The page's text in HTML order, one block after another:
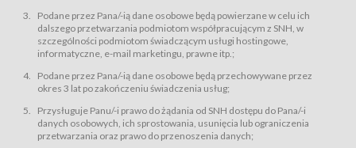
świadczy Usługi drogą elektroniczną w rozumieniu ustawy z dnia 18 lipca
2002 r. o świadczeniu usług drogą elektroniczną (Dz.U. z 2002 r., Nr 144, poz.
1204, z późń. zm.). Usługi świadczone są nieodpłatnie.
usługę przeglądania i odczytywania przez Usługobiorców materiałów
zamieszczanych w Serwisie,
usługę utrzymywania konta użytkownika w Serwisie,
usługę newsletter,
usługę zawierania na odległość umów nabycia Karnetów i Biletów,
usługę zawierania na odległość umów sprzedaży w Sklepie.
Podane przez Pana/-ią dane osobowe będą powierzane w celu ich
dalszego przetwarzania podmiotom współpracującym z SNH, w
szczególności podmiotom świadczącym usługi hostingowe,
informatyczne, e-mail marketingu, prawne itp.;
Podane przez Pana/-ią dane osobowe będą przechowywane przez
okres 3 lat po zakończeniu świadczenia usług;
Przysługuje Panu/-i prawo do żądania od SNH dostępu do Pana/-i
danych osobowych, ich sprostowania, usunięcia lub ograniczenia
przetwarzania oraz prawo do przenoszenia danych;